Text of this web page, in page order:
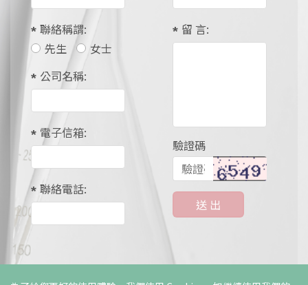
聯絡稱謂:
先生
女士
公司名稱:
電子信箱:
聯絡電話:
留 言:
驗證碼
送 出